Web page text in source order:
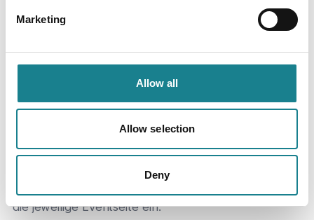
Marketing
Allow all
Allow selection
Deny
01
Stadt und Termin auswählen
Wähle die Stadt und den Termin, die für dich
die jeweilige Eventseite ein.